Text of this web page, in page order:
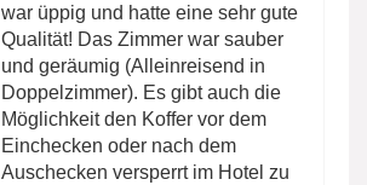
war üppig und hatte eine sehr gute
Qualität! Das Zimmer war sauber
und geräumig (Alleinreisend in
Doppelzimmer). Es gibt auch die
Möglichkeit den Koffer vor dem
Einchecken oder nach dem
Auschecken versperrt im Hotel zu